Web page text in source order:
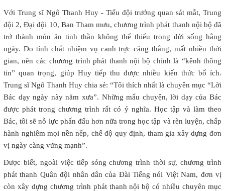
Với Trung sĩ Ngô Thanh Huy - Tiểu đội trưởng quan sát mắt, Trung
đội 2, Đại đội 10, Ban Tham mưu, chương trình phát thanh nội bộ đã
trở thành món ăn tinh thần không thể thiếu trong đời sống hằng
ngày. Do tính chất nhiệm vụ canh trực căng thẳng, mất nhiều thời
gian, nên các chương trình phát thanh nội bộ chính là “kênh thông
tin” quan trọng, giúp Huy tiếp thu được nhiều kiến thức bổ ích.
Trung sĩ Ngô Thanh Huy chia sẻ: “Tôi thích nhất là chuyên mục “Lời
Bác dạy ngày này năm xưa”. Những mẩu chuyện, lời dạy của Bác
được phát trong chương trình rất có ý nghĩa. Học tập và làm theo
Bác, tôi sẽ nỗ lực phấn đấu hơn nữa trong học tập và rèn luyện, chấp
hành nghiêm mọi nền nếp, chế độ quy định, tham gia xây dựng đơn
vị ngày càng vững mạnh”.
Được biết, ngoài việc tiếp sóng chương trình thời sự, chương trình
phát thanh Quân đội nhân dân của Đài Tiếng nói Việt Nam, đơn vị
còn xây dựng chương trình phát thanh nội bộ có nhiều chuyên mục